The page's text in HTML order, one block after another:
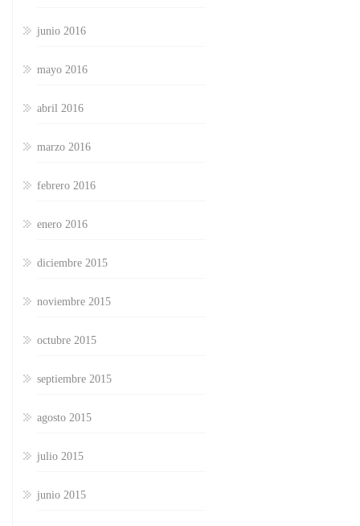
junio 2016
mayo 2016
abril 2016
marzo 2016
febrero 2016
enero 2016
diciembre 2015
noviembre 2015
octubre 2015
septiembre 2015
agosto 2015
julio 2015
junio 2015